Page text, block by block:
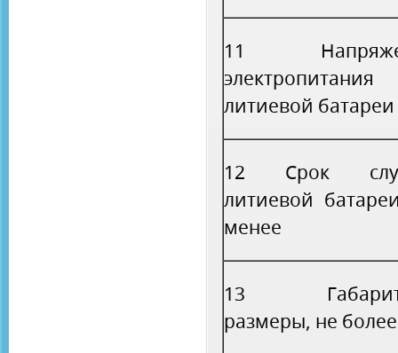
11
литиевой батареи
12 Срок
литиевой
менее
13
размеры, не